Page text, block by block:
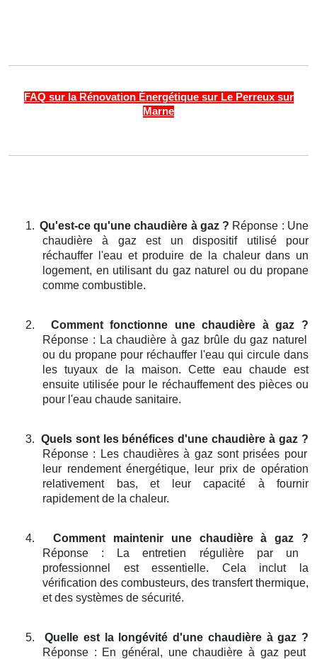
FAQ sur la Rénovation Énergétique sur Le Perreux sur
Marne
1. Qu'est-ce qu'une chaudière à gaz ? Réponse : Une
chaudière à gaz est un dispositif utilisé pour
réchauffer l'eau et produire de la chaleur dans un
logement, en utilisant du gaz naturel ou du propane
comme combustible.
2.
Comment fonctionne une chaudière à gaz ?
Réponse : La chaudière à gaz brûle du gaz naturel
ou du propane pour réchauffer l'eau qui circule dans
les tuyaux de la maison. Cette eau chaude est
ensuite utilisée pour le réchauffement des pièces ou
pour l'eau chaude sanitaire.
3. Quels sont les bénéfices d'une chaudière à gaz ?
Réponse : Les chaudières à gaz sont prisées pour
leur rendement énergétique, leur prix de opération
relativement bas, et leur capacité à fournir
rapidement de la chaleur.
4.
Comment maintenir une chaudière à gaz ?
Réponse : La entretien régulière par un
professionnel est essentielle. Cela inclut la
vérification des combusteurs, des transfert thermique,
et des systèmes de sécurité.
5.
Quelle est la longévité d'une chaudière à gaz ?
Réponse : En général, une chaudière à gaz peut